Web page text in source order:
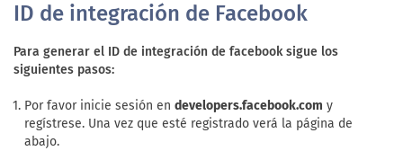
ID de integración de Facebook
Para generar el ID de integración de facebook sigue los
siguientes pasos:
Por favor inicie sesión en developers.facebook.com y
regístrese. Una vez que esté registrado verá la página de
abajo.